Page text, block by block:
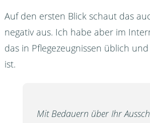
Auf den ersten Blick schaut das
negativ aus. Ich habe aber im
das in Pflegezeugnissen üblich
ist.
Mit Bedauern über Ihr